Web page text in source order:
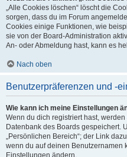
„Alle Cookies löschen“ löscht die
sorgen, dass du im Forum
Cookies einige Funktionen, wie
sie von der Board-Administration
An- oder Abmeldung hast, kann es
Nach oben
Benutzerpräferenzen und -
Wie kann ich meine Einstellungen
Wenn du dich registriert hast,
Datenbank des Boards gespeichert.
„Persönlichen Bereich“; der Link
wenn du auf deinen Benutzernamen
Einstellungen ändern.